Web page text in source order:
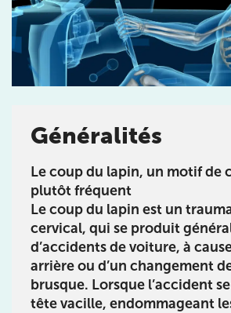
Généralités
Le coup du lapin, un motif de
plutôt fréquent
Le coup du lapin est un
cervical, qui se produit
d’accidents de voiture, à
arrière ou d’un changement
brusque. Lorsque l’accident
tête vacille, endommageant
avec les équipes
de Jérôme Auger
Bénéficiez de l’expertise de
prenant rendez-vous avecses
cabinet IK – Institut
KOSS
quotidien.